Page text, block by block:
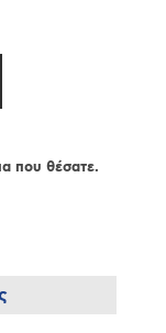
που θέσατε.